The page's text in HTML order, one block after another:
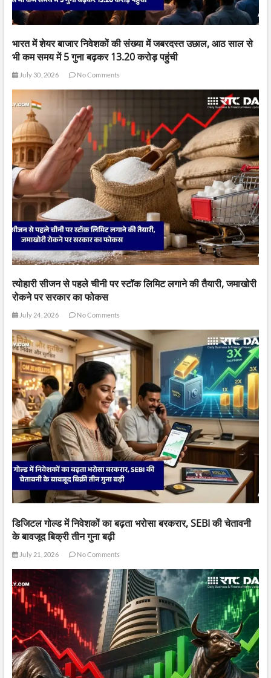
भारत में शेयर बाजार निवेशकों की संख्या में जबरदस्त उछाल, आठ साल से
भी कम समय में 5 गुना बढ़कर 13.20 करोड़ पहुंची
July 30, 2026 No Comments
त्योहारी सीजन से पहले चीनी पर स्टॉक लिमिट लगाने की तैयारी, जमाखोरी
रोकने पर सरकार का फोकस
July 24, 2026 No Comments
डिजिटल गोल्ड में निवेशकों का बढ़ता भरोसा बरकरार, SEBI की चेतावनी
के बावजूद बिक्री तीन गुना बढ़ी
July 21, 2026 No Comments